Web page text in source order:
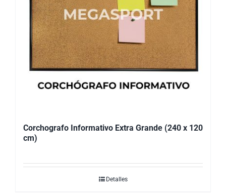
Corchografo Informativo Extra Grande (240 x 120
cm)
Detalles